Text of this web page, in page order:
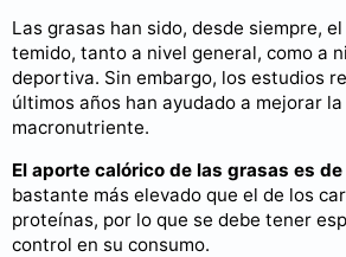
Las grasas han sido, desde siempre,
temido, tanto a nivel general, como a
deportiva. Sin embargo, los estudios
últimos años han ayudado a mejorar
macronutriente.
El aporte calórico de las grasas es
bastante más elevado que el de los
proteínas, por lo que se debe tener
control en su consumo.